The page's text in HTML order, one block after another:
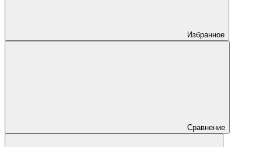
Избранное
Сравнение